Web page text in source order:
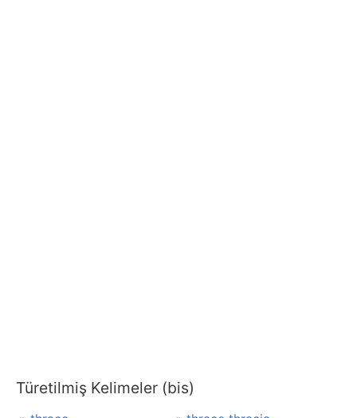
Türetilmiş Kelimeler (bis)